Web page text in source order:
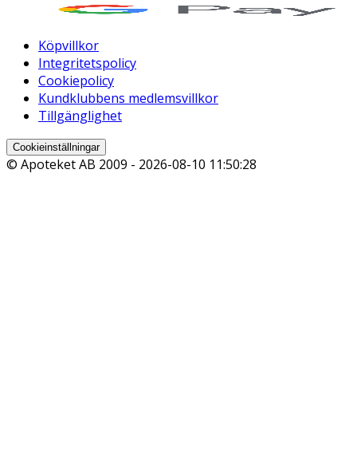
Köpvillkor
Integritetspolicy
Cookiepolicy
Kundklubbens medlemsvillkor
Tillgänglighet
Cookieinställningar
© Apoteket AB 2009 - 2026-08-10 11:50:28